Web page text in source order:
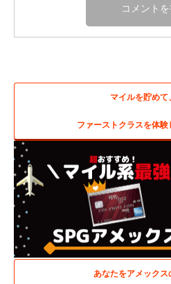
マイルを貯めて
ファーストクラスを体験
あなたをアメックス